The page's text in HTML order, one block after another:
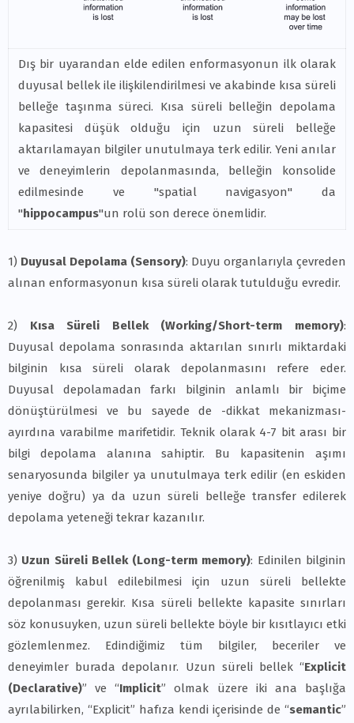
Dış bir uyarandan elde edilen enformasyonun ilk olarak
duyusal bellek ile ilişkilendirilmesi ve akabinde kısa süreli
belleğe taşınma süreci. Kısa süreli belleğin depolama
kapasitesi düşük olduğu için uzun süreli belleğe
aktarılamayan bilgiler unutulmaya terk edilir. Yeni anılar
ve deneyimlerin depolanmasında, belleğin konsolide
edilmesinde ve "spatial navigasyon" da
"hippocampus"un rolü son derece önemlidir.
1) Duyusal Depolama (Sensory): Duyu organlarıyla çevreden
alınan enformasyonun kısa süreli olarak tutulduğu evredir.
2) Kısa Süreli Bellek (Working/Short-term memory):
Duyusal depolama sonrasında aktarılan sınırlı miktardaki
bilginin kısa süreli olarak depolanmasını refere eder.
Duyusal depolamadan farkı bilginin anlamlı bir biçime
dönüştürülmesi ve bu sayede de -dikkat mekanizması-
ayırdına varabilme marifetidir. Teknik olarak 4-7 bit arası bir
bilgi depolama alanına sahiptir. Bu kapasitenin aşımı
senaryosunda bilgiler ya unutulmaya terk edilir (en eskiden
yeniye doğru) ya da uzun süreli belleğe transfer edilerek
depolama yeteneği tekrar kazanılır.
3) Uzun Süreli Bellek (Long-term memory): Edinilen bilginin
öğrenilmiş kabul edilebilmesi için uzun süreli bellekte
depolanması gerekir. Kısa süreli bellekte kapasite sınırları
söz konusuyken, uzun süreli bellekte böyle bir kısıtlayıcı etki
gözlemlenmez. Edindiğimiz tüm bilgiler, beceriler ve
deneyimler burada depolanır. Uzun süreli bellek “Explicit
(Declarative)” ve “Implicit” olmak üzere iki ana başlığa
ayrılabilirken, “Explicit” hafıza kendi içerisinde de “semantic”